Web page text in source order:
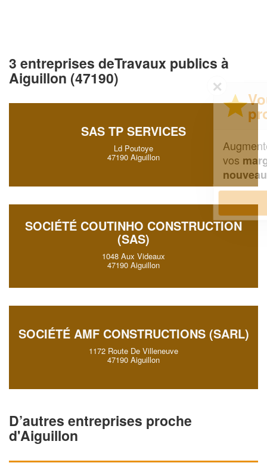
3 entreprises deTravaux publics à
Aiguillon (47190)
SAS TP SERVICES
Ld Poutoye
47190 Aiguillon
SOCIÉTÉ COUTINHO CONSTRUCTION
(SAS)
1048 Aux Videaux
47190 Aiguillon
SOCIÉTÉ AMF CONSTRUCTIONS (SARL)
1172 Route De Villeneuve
47190 Aiguillon
D’autres entreprises proche
d'Aiguillon
✕
Vous êtes un
Augmentez votre chiffre d'affaireset
margestout en gagnant de
En savoir plus